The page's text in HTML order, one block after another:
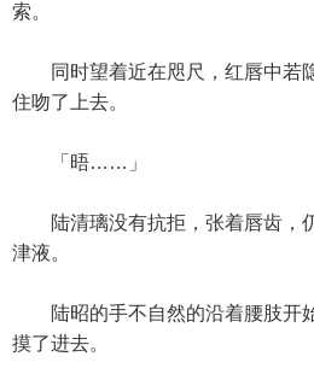
索。
同时望着近在咫尺，红唇中若
住吻了上去。
「晤……」
陆清璃没有抗拒，张着唇齿，
津液。
陆昭的手不自然的沿着腰肢开
摸了进去。